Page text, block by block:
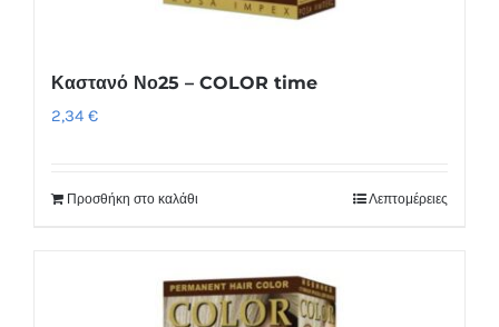
Καστανό Νο25 – COLOR time
2,34 €
Προσθήκη στο καλάθι Λεπτομέρειες